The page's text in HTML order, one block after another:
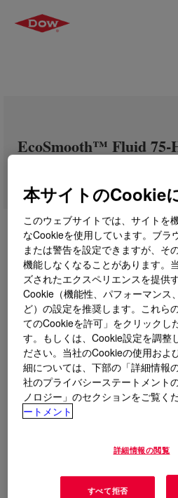
EcoSmooth™ Fluid 75-
Care Grade
とはEcoSmooth™ Fluid 75-
Grade?
A moderate-viscosity fluid
solvency, and slipperiness in
At the same time, it can offer
PEG/PPG-17/6 Copolymer.
本サイトのCookie
このウェブサイトでは、サイトを
なCookieを使用しています。ブラ
または警告を設定できますが、そ
機能しなくなることがあります。
ズされたエクスペリエンスを提供
Cookie（機能性、パフォーマンス
ど）の設定を推奨します。これら
てのCookieを許可」をクリックし
す。もしくは、Cookie設定を調整
ださい。当社のCookieの使用およ
細については、下部の「詳細情報
社のプライバシーステートメント
ノロジー」のセクションをご覧くだ
ートメント
詳細情報の閲覧
すべて拒否